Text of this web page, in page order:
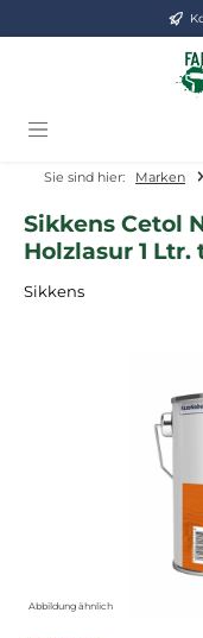
Zum Hauptinhalt
Sie sind hier: Marken
Sikkens Cetol
Holzlasur 1 Ltr.
Sikkens
Abbildung ähnlich